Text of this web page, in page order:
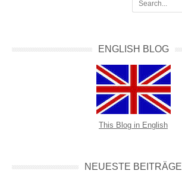
ENGLISH BLOG
This Blog in English
NEUESTE BEITRÄGE